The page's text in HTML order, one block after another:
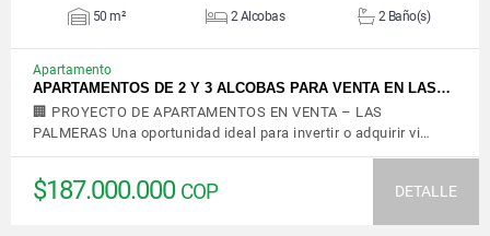
50 m² 2 Alcobas 2 Baño(s)
Apartamento
APARTAMENTOS DE 2 Y 3 ALCOBAS PARA VENTA EN LAS…
🏢 PROYECTO DE APARTAMENTOS EN VENTA – LAS
PALMERAS Una oportunidad ideal para invertir o adquirir vi…
$187.000.000 COP DETALLE